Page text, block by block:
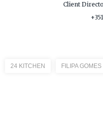
Client
24 KITCHEN FILIPA GOMES